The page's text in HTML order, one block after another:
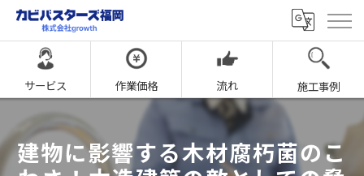
サービス 作業価格 流れ 施工事例
建物に影響する木材腐朽菌のこ